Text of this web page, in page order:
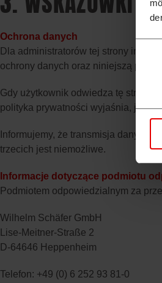
Ochrona danych
Dla administratorów tej strony
ochrony danych oraz niniejszą
Gdy użytkownik odwiedza tę stronę
polityka prywatności wyjaśnia, jakie
Informujemy, że transmisja danych
trzecich jest niemożliwe.
Informacje dotyczące podmiotu
Podmiotem odpowiedzialnym za
Wilhelm Schäfer GmbH
Lise-Meitner-Straße 2
D-64646 Heppenheim
Telefon: +49 (0) 6 252 93 81-0